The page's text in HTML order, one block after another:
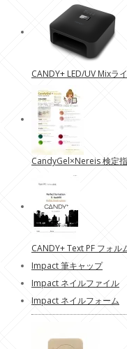
CANDY+ LED/UV Mixラ
CandyGel×Nereis 検定
CANDY+ Text PF フォル
Impact 筆キャップ
Impact ネイルファイル
Impact ネイルフォーム